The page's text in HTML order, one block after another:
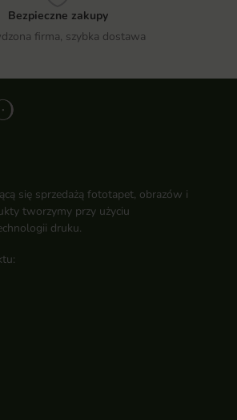
Bezpieczne zakupy
firma, szybka dostawa
się sprzedażą fototapet, obrazów i
tworzymy przy użyciu
druku.